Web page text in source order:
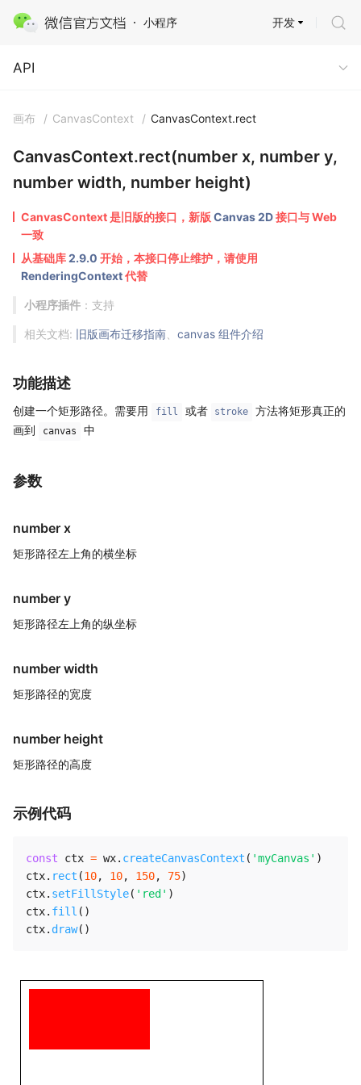
小程序
API
开发
API
画布 / CanvasContext / CanvasContext.rect
CanvasContext.rect(number x, number y,
number width, number height)
CanvasContext 是旧版的接口，新版 Canvas 2D接口与 Web
一致
从基础库2.9.0 开始，本接口停止维护，请使用
RenderingContext代替
小程序插件 ：支持
相关文档: 旧版画布迁移指南 canvas 组件介绍
功能描述
创建一个矩形路径。需要用 fill 或者 stroke
方法将矩形真正的
画到
canvas 中
参数
number x
矩形路径左上角的横坐标
number y
矩形路径左上角的纵坐标
number width
矩形路径的宽度
number height
矩形路径的高度
示例代码
const ctx = wx. createCanvasContext ( 'myCanvas' )
ctx. rect (10, 10, 150, 75)
ctx. setFillStyle( 'red' )
ctx. fill ( )
ctx. draw( )